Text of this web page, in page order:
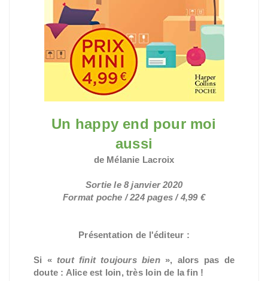
Un happy end pour moi
aussi
de Mélanie Lacroix
Sortie le 8 janvier 2020
Format poche / 224 pages / 4,99 €
Présentation de l'éditeur :
Si « tout finit toujours bien», alors pas de
doute : Alice est loin, très loin de la fin !